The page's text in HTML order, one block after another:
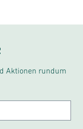
Aktionen rundum